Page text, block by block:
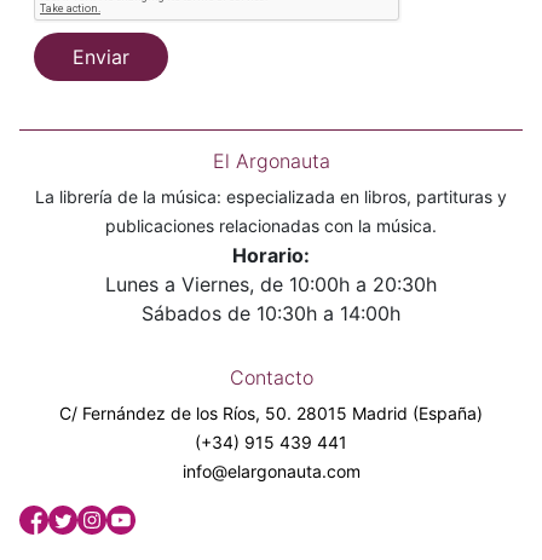
Enviar
El Argonauta
La librería de la música: especializada en libros, partituras y
publicaciones relacionadas con la música.
Horario:
Lunes a Viernes, de 10:00h a 20:30h
Sábados de 10:30h a 14:00h
Contacto
C/ Fernández de los Ríos, 50. 28015 Madrid (España)
(+34) 915 439 441
info@elargonauta.com